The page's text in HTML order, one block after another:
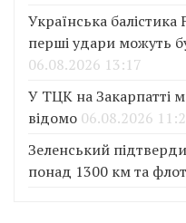
Українська балістика
перші удари можуть
06.08.2026 13:17
У ТЦК на Закарпатті
відомо 06.08.2026
Зеленський
понад 1300 км та